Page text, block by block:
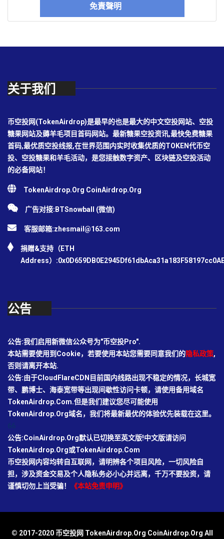
免責聲明
关于我们
币空投网(TokenAirdrop)是最早的也是最大的中文空投网站、空投
糖果网站及薅羊毛项目首码网站。最新糖果空投资讯,最快免费糖果
首码,最优质空投线报,在世界范围内实时收集优质的TOKEN代币空
投、空投糖果和羊毛活动，是您接触数字资产、区块链及空投活动
的必备网站！
TokenAirdrop.Org CoinAirdrop.Org
广告对接:BTSnowball (微信)
客服邮箱:zhesmail@163.com
捐赠&支持（ETH
Address）
公告
公告:我们启用新微信公众号为"币空投Pro".
本站需要使用到Cookie，若要使用本站您需要同意我们的隐私政策,
否则请离开本站.
公告:由于CloudFlareCDN目前国内线路出现不稳定的情况，长城宽
带、鹏博士、海泰宽带等出现间歇性访问卡顿，请使用备用域名
TokenAirdrop.Com.但是我们建议您尽可能使用
TokenAirdrop.Org域名，我们将最新最优的体验优先装载在这里。
公告:CoinAirdrop.Org默认已切换至英文版!中文版请访问
TokenAirdrop.Org或TokenAirdrop.Com
币空投网内容均转自互联网，请明辨各个项目风险，一切风险自
担，涉及资金交易及个人隐私务必小心并远离，千万不要投资，请
谨慎切勿上当受骗！
《本站免责申明》
© 2017-2020 币空投网 TokenAirdrop.Org CoinAirdrop.Org All